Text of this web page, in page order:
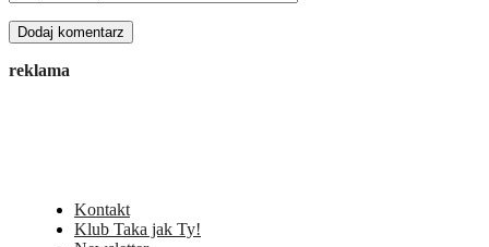
reklama
Kontakt
Klub Taka jak Ty!